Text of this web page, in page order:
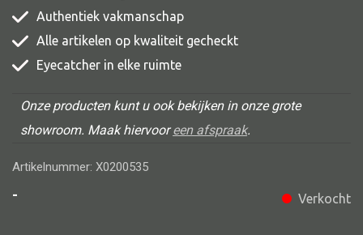
Alle stoelen
Eetkamer stoel
Fautteuil
Barstoel
Kinderstoel
Kruk
Authentiek vakmanschap
Alle artikelen op kwaliteit gecheckt
Eyecatcher in elke ruimte
Onze producten kunt u ook bekijken in onze grote
showroom. Maak hiervooreen afspraak.
Artikelnummer: X0200535
-
Verkocht